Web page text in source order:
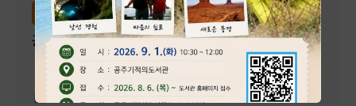
강좌신청 평생학습관
공감 낭독, 표현 스피치
2026-09-13 ~ 2026-12-13